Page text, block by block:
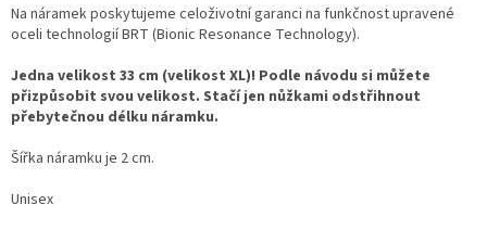
Na náramek poskytujeme celoživotní garanci na funkčnost upravené
oceli technologií BRT (Bionic Resonance Technology).
Jedna velikost 33 cm (velikost XL)! Podle návodu si můžete
přizpůsobit svou velikost. Stačí jen nůžkami odstřihnout
přebytečnou délku náramku.
Šířka náramku je 2 cm.
Unisex